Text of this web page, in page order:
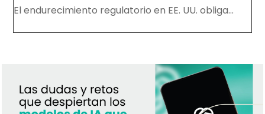
El endurecimiento regulatorio en EE. UU. obliga...